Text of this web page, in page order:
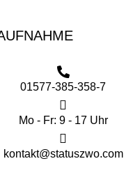
01577-385-358-7
Mo - Fr: 9 - 17 Uhr
kontakt@statuszwo.com